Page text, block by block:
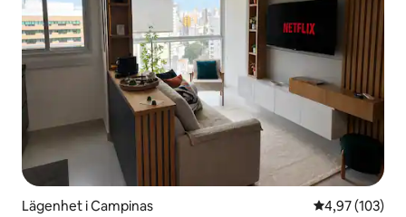
Lägenhet i Campinas 4,97 av 5 i
4,97 (103)